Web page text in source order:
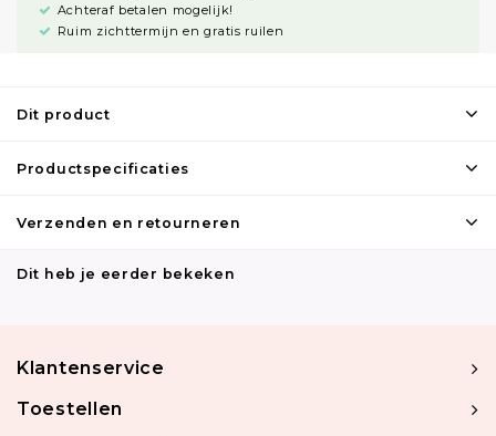
Achteraf betalen mogelijk!
Ruim zichttermijn en gratis ruilen
Dit product
Productspecificaties
Verzenden en retourneren
Dit heb je eerder bekeken
Klantenservice
Toestellen